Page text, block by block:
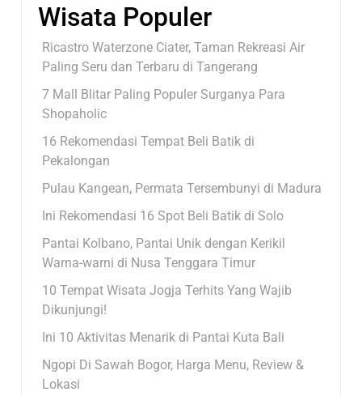
Wisata Populer
Ricastro Waterzone Ciater, Taman Rekreasi Air
Paling Seru dan Terbaru di Tangerang
7 Mall Blitar Paling Populer Surganya Para
Shopaholic
16 Rekomendasi Tempat Beli Batik di
Pekalongan
Pulau Kangean, Permata Tersembunyi di Madura
Ini Rekomendasi 16 Spot Beli Batik di Solo
Pantai Kolbano, Pantai Unik dengan Kerikil
Warna-warni di Nusa Tenggara Timur
10 Tempat Wisata Jogja Terhits Yang Wajib
Dikunjungi!
Ini 10 Aktivitas Menarik di Pantai Kuta Bali
Ngopi Di Sawah Bogor, Harga Menu, Review &
Lokasi